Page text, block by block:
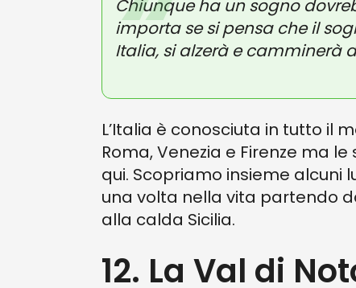
Chiunque ha un sogno
importa se si pensa che il
Italia, si alzerà e camminerà
L’Italia è conosciuta in tutto il
Roma, Venezia e Firenze ma
qui. Scopriamo insieme alcuni
una volta nella vita partendo
alla calda Sicilia.
12. La Val di